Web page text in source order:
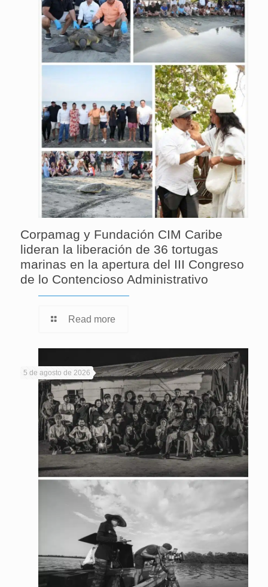
Corpamag y Fundación CIM Caribe
lideran la liberación de 36 tortugas
marinas en la apertura del III Congreso
de lo Contencioso Administrativo
Read more
5 de agosto de 2026